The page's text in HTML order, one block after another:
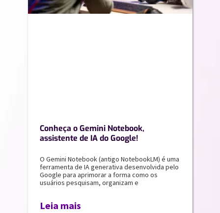
Conheça o Gemini Notebook,
assistente de IA do Google!
O Gemini Notebook (antigo NotebookLM) é uma
ferramenta de IA generativa desenvolvida pelo
Google para aprimorar a forma como os
usuários pesquisam, organizam e
Leia mais